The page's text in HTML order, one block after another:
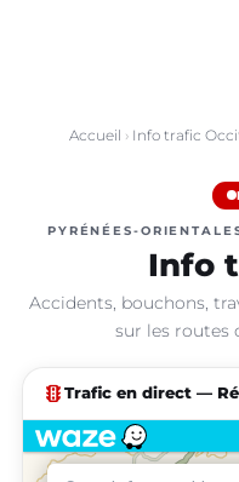
Accueil › Info trafic
PYRÉNÉES-
Info
Accidents, bouchons,
sur les routes
traffic Trafic en direct —